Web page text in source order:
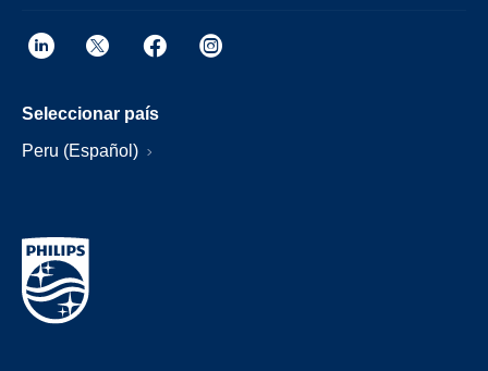
Seleccionar país
Peru (Español)